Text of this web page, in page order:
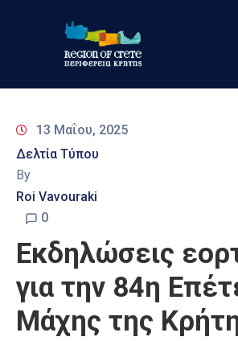
Περιφέρεια
&
Δράσεις
Ψηφιακές
Υπηρεσίες
Επικοινωνία
13 Μαΐου, 2025
Δελτία Τύπου
By
Roi Vavouraki
0
Εκδηλώσεις
για την 84η
Μάχης της